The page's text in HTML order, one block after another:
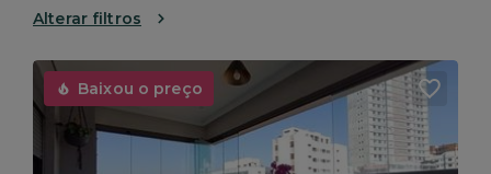
Alterar filtros
Baixou o preço